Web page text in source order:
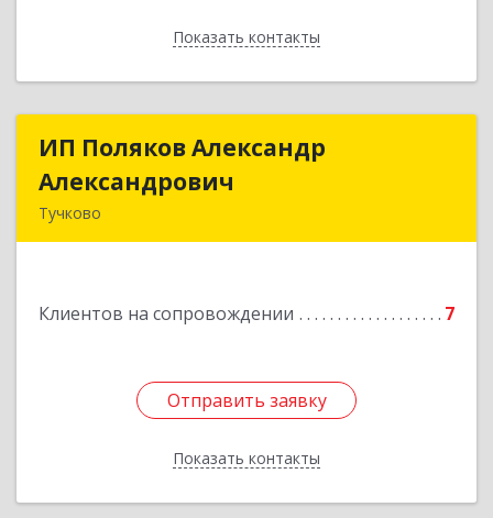
Показать контакты
Назад
ИП Поляков Александр
Александрович
Тучково
Клиентов на сопровождении 7
Отправить заявку
Показать контакты
ИП Поляков Александр
Подробнее
Отправить заявку
Назад